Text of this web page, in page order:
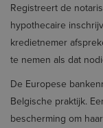
Registreert de
hypothecaire
kredietnemer
te nemen als dat
De Europese
Belgische praktijk.
bescherming om